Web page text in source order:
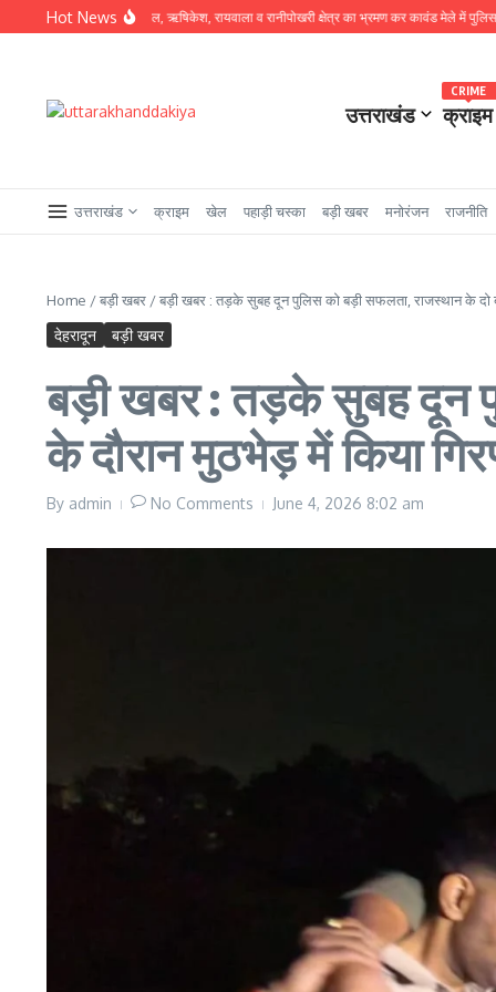
Skip to content
Hot News
SSP प्रमेंद्र डोबाल, ऋषिकेश, रायवाला व रानीपोखरी क्षेत्र का भ्रमण कर कावंड मेले में पुलिस व्यवस्थाओं
उत्तराखंड क्राइम
CRIME
उत्तराखंड क्राइम खेल पहाड़ी चस्का बड़ी खबर मनोरंजन राजनीति
Home /बड़ी खबर /बड़ी खबर : तड़के सुबह दून पुलिस को बड़ी सफलता, राजस्थान के दो
देहरादून बड़ी खबर
बड़ी खबर : तड़के सुबह दून
के दौरान मुठभेड़ में किया
By admin No Comments June 4, 2026 8:02 am